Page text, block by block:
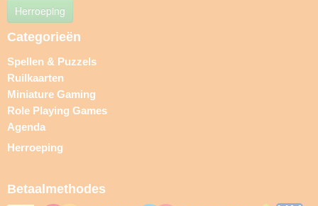
Herroeping
Categorieën
Spellen & Puzzels
Ruilkaarten
Miniature Gaming
Role Playing Games
Agenda
Herroeping
Betaalmethodes